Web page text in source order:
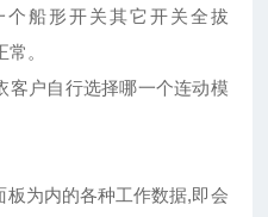
船形开关其它开关全拔
。
户自行选择哪一个连动模
为内的各种工作数据,即会